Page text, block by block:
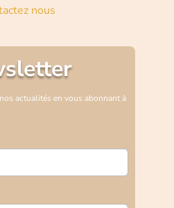
nous
actualités en vous abonnant à